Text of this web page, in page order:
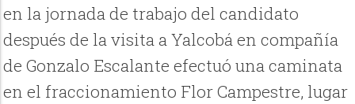
en la jornada de trabajo del candidato
después de la visita a Yalcobá en compañía
de Gonzalo Escalante efectuó una caminata
en el fraccionamiento Flor Campestre, lugar